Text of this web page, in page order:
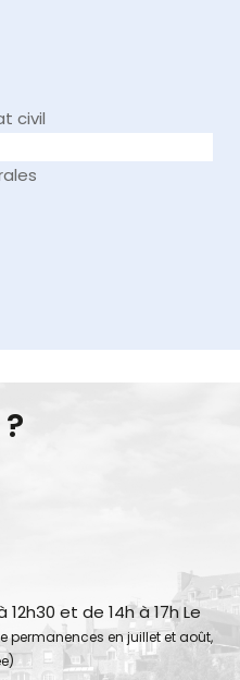
civil
et de 14h à 17h Le
permanences en juillet et août,